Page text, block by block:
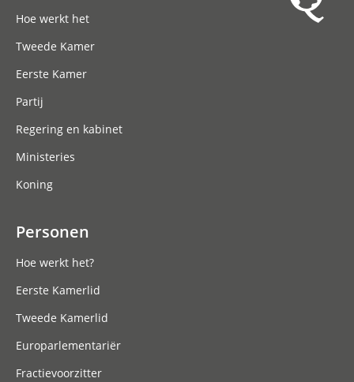
Hoe werkt het
Tweede Kamer
Eerste Kamer
Partij
Regering en kabinet
Ministeries
Koning
Personen
Hoe werkt het?
Eerste Kamerlid
Tweede Kamerlid
Europarlementariër
Fractievoorzitter